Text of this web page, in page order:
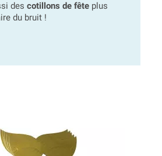
des cotillons de fête plus
du bruit !